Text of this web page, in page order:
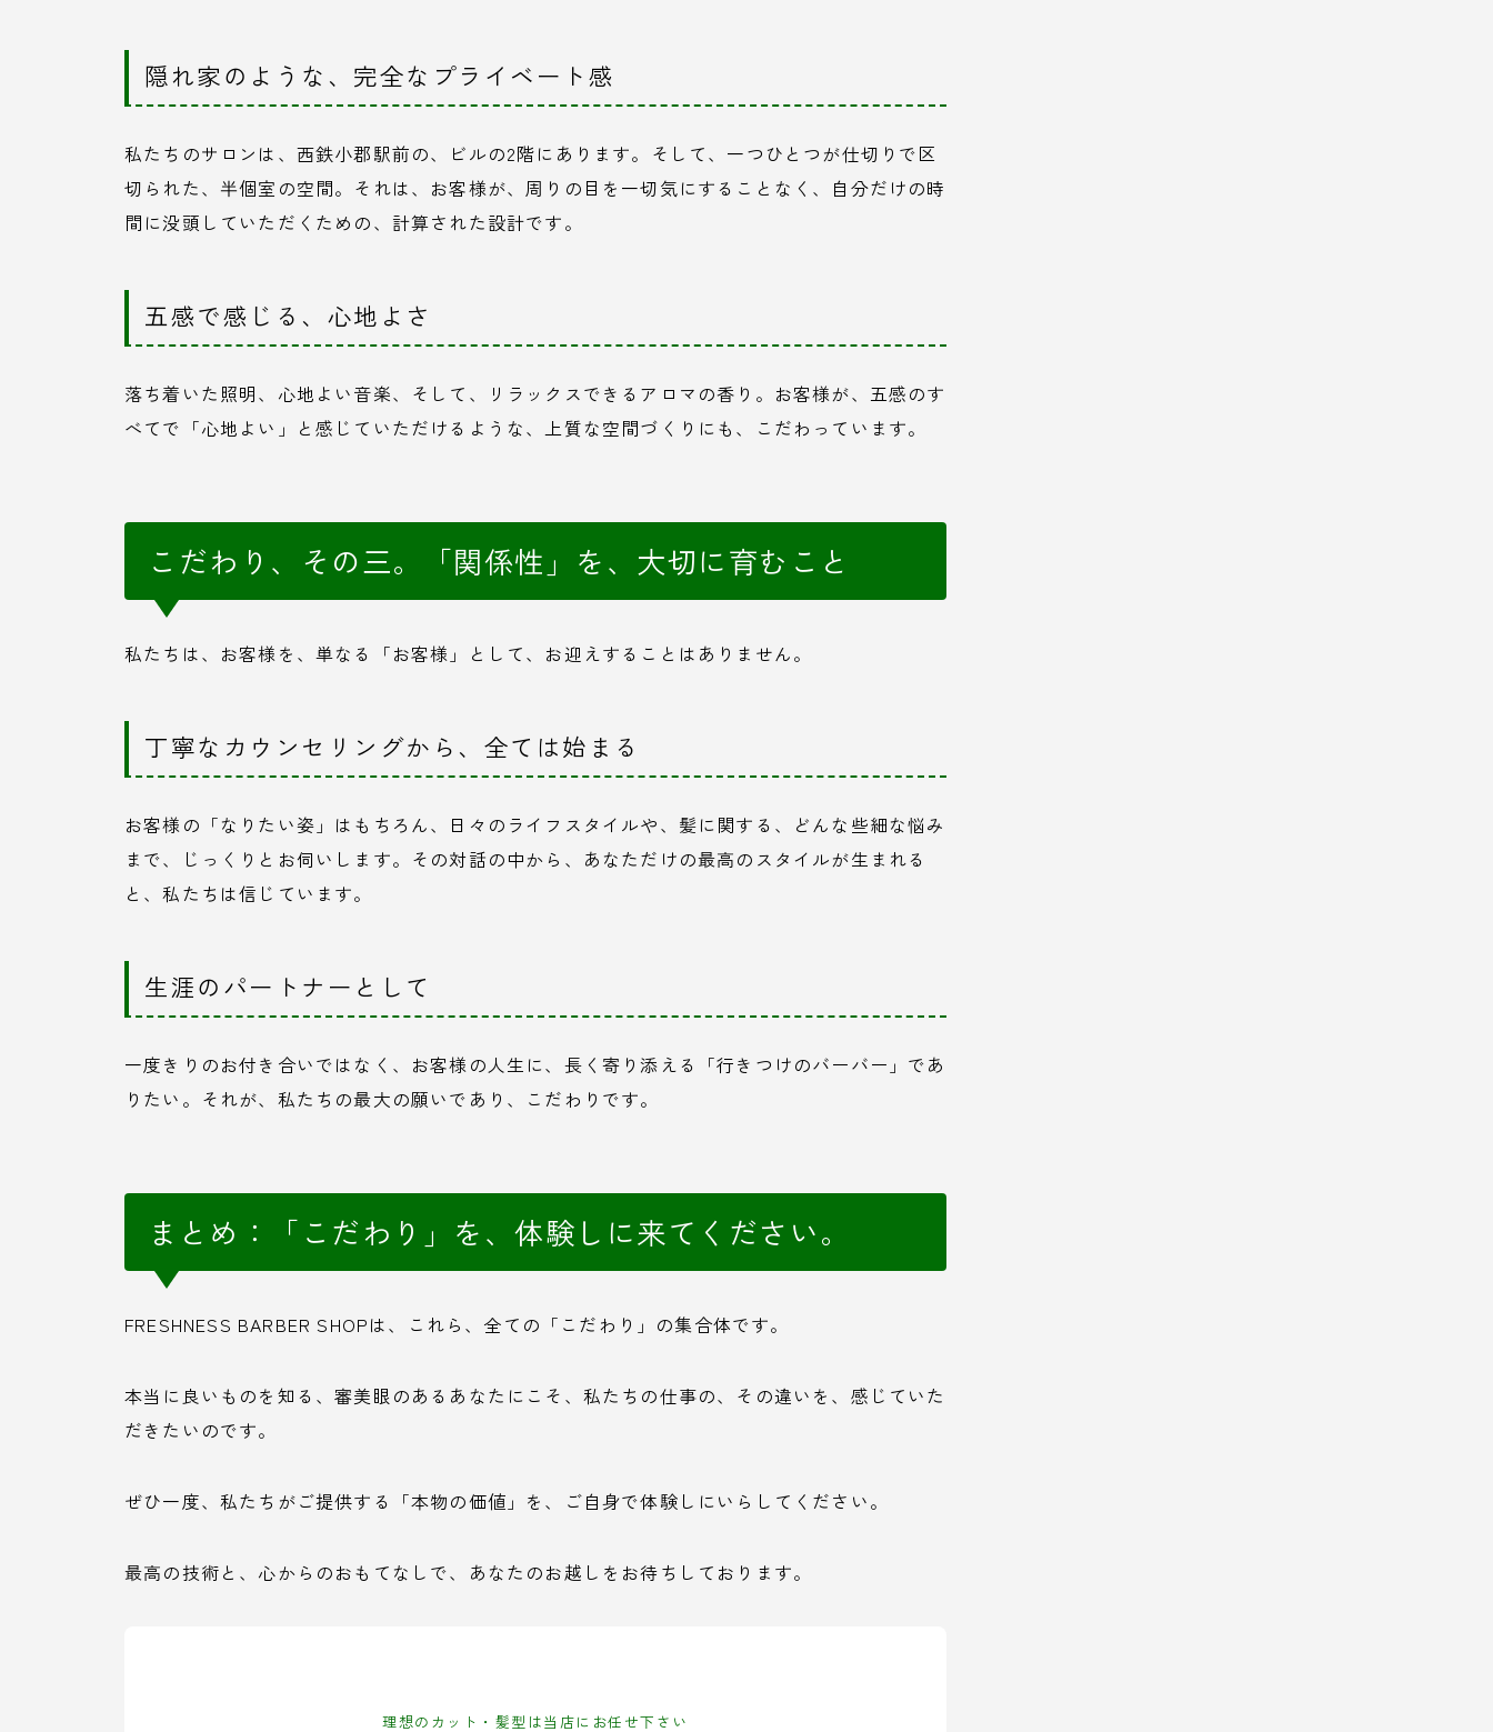
隠れ家のような、完全なプライベート感
私たちのサロンは、西鉄小郡駅前の、ビルの2階にあります。そして、一つひとつが仕切りで区
切られた、半個室の空間。それは、お客様が、周りの目を一切気にすることなく、自分だけの時
間に没頭していただくための、計算された設計です。
五感で感じる、心地よさ
落ち着いた照明、心地よい音楽、そして、リラックスできるアロマの香り。お客様が、五感のす
べてで「心地よい」と感じていただけるような、上質な空間づくりにも、こだわっています。
こだわり、その三。「関係性」を、大切に育むこと
私たちは、お客様を、単なる「お客様」として、お迎えすることはありません。
丁寧なカウンセリングから、全ては始まる
お客様の「なりたい姿」はもちろん、日々のライフスタイルや、髪に関する、どんな些細な悩み
まで、じっくりとお伺いします。その対話の中から、あなただけの最高のスタイルが生まれる
と、私たちは信じています。
生涯のパートナーとして
一度きりのお付き合いではなく、お客様の人生に、長く寄り添える「行きつけのバーバー」であ
りたい。それが、私たちの最大の願いであり、こだわりです。
まとめ：「こだわり」を、体験しに来てください。
FRESHNESS BARBER SHOPは、これら、全ての「こだわり」の集合体です。
本当に良いものを知る、審美眼のあるあなたにこそ、私たちの仕事の、その違いを、感じていた
だきたいのです。
ぜひ一度、私たちがご提供する「本物の価値」を、ご自身で体験しにいらしてください。
最高の技術と、心からのおもてなしで、あなたのお越しをお待ちしております。
理想のカット・髪型は当店にお任せ下さい